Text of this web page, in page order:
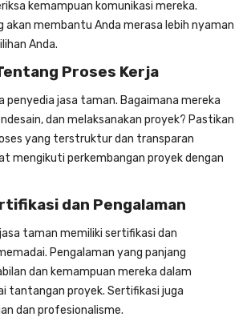
kemampuan komunikasi mereka.
akan membantu Anda merasa lebih nyaman
Anda.
Proses Kerja
penyedia jasa taman. Bagaimana mereka
dan melaksanakan proyek? Pastikan
yang terstruktur dan transparan
mengikuti perkembangan proyek dengan
dan Pengalaman
jasa taman memiliki sertifikasi dan
Pengalaman yang panjang
dan kemampuan mereka dalam
tantangan proyek. Sertifikasi juga
dan profesionalisme.